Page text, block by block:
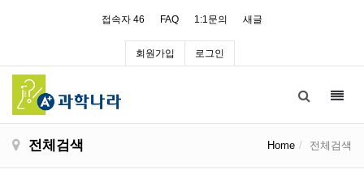
접속자 46 FAQ 1:1문의 새글
회원가입 로그인
전체검색 Home 전체검색